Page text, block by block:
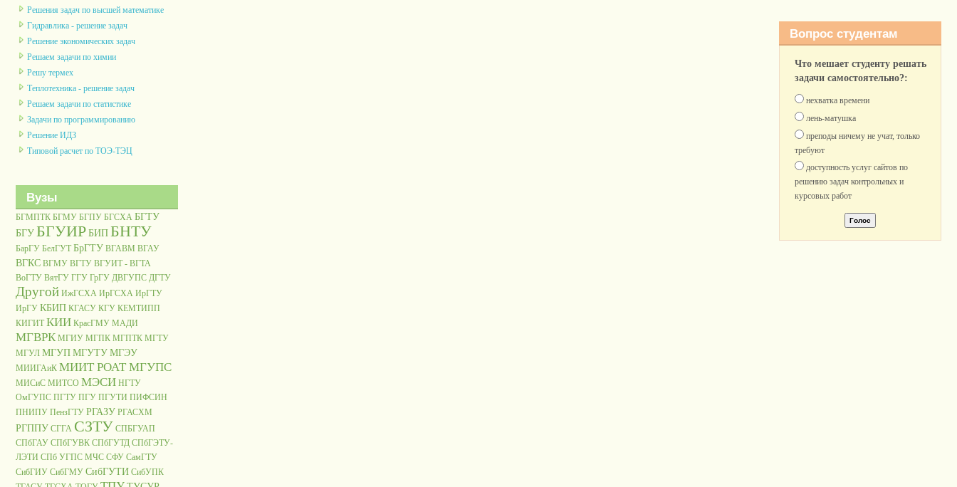
Решения задач по высшей математике
Гидравлика - решение задач
Решение экономических задач
Решаем задачи по химии
Решу термех
Теплотехника - решение задач
Решаем задачи по статистике
Задачи по программированию
Решение ИДЗ
Типовой расчет по ТОЭ-ТЭЦ
Вузы
БГМПТК БГМУ БГПУ БГСХА БГТУ
БГУБГУИРБИПБНТУ
БарГУ БелГУТ БрГТУ ВГАВМ ВГАУ
ВГКС ВГМУ ВГТУ ВГУИТ - ВГТА
ВоГТУ ВятГУ ГГУ ГрГУ ДВГУПС ДГТУ
Другой ИжГСХА ИрГСХА ИрГТУ
ИрГУ КБИП КГАСУ КГУ КЕМТИПП
КИГИТ КИИ КрасГМУ МАДИ
МГВРК МГИУ МГПК МГПТК МГТУ
МГУЛ МГУПМГУТУМГЭУ
МИИГАиК МИИТ РОАТ МГУПС
МИСиС МИТСО МЭСИ НГТУ
ОмГУПС ПГТУ ПГУ ПГУТИ ПИФСИН
ПНИПУ ПензГТУ РГАЗУ РГАСХМ
РГППУ СГГА СЗТУ СПБГУАП
СПбГАУ СПбГУВК СПбГУТД СПбГЭТУ-
ЛЭТИ СПб УГПС МЧС СФУ СамГТУ
СибГИУ СибГМУ СибГУТИ СибУПК
Вопрос студентам
Что мешает студенту решать
задачи самостоятельно?:
нехватка времени
лень-матушка
преподы ничему не учат, только
требуют
доступность услуг сайтов по
решению задач контрольных и
курсовых работ